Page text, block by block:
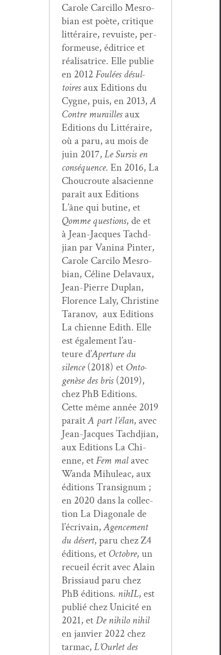
Car­ole Car­cil­lo Mes­ro­
bian est poète, cri­tique
lit­téraire, revuiste, per­
formeuse, éditrice et
réal­isatrice. Elle pub­lie
en 2012 Foulées désul­
toiresaux Edi­tions du
Cygne, puis, en 2013,A
Con­tre muraillesaux
Edi­tions du Lit­téraire,
où a paru, au mois de
juin 2017, Le Sur­sis en
con­séquence. En 2016, La
Chou­croute alsa­ci­enne
paraît aux Edi­tions
L’âne qui butine, et
Qomme ques­tions, de et
à Jean-Jacques Tachd­
jian par Van­i­na Pin­ter,
Car­ole Car­ci­lo Mes­ro­
bian, Céline Delavaux,
Jean-Pierre Duplan,
Flo­rence Laly, Chris­tine
Tara­nov, aux Edi­tions
La chi­enne Edith. Elle
est égale­ment l’au­
teure d’Aper­ture du
silence(2018) et Onto­
genèse des bris(2019),
chez PhB Edi­tions.
Cette même année 2019
paraîtA part l’élan, avec
Jean-Jacques Tachd­jian,
aux Edi­tions La Chi­
enne, etFem malavec
Wan­da Mihuleac, aux
édi­tions Tran­signum ;
en 2020 dans la col­lec­
tion La Diag­o­nale de
l’écrivain,Agence­ment
du désert, paru chez Z4
édi­tions, et Octo­bre, un
recueil écrit avec Alain
Bris­si­aud paru chez
PhB édi­tions. nihIL, est
pub­lié chez Unic­ité en
2021, etDe nihi­lo nihil
en jan­vi­er 2022 chez
tar­mac, L’Ourlet des